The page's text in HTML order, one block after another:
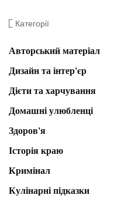
Категорії
Авторський матеріал
Дизайн та інтер'єр
Дієти та харчування
Домашні улюбленці
Здоров'я
Історія краю
Кримінал
Кулінарні підказки